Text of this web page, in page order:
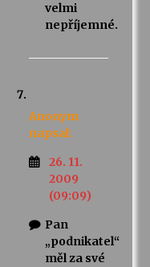
velmi
nepříjemné.
Anonym
napsal:
26. 11.
2009
(09:09)
Pan
„podnikatel“
měl za své